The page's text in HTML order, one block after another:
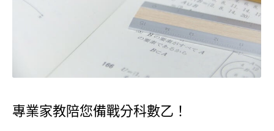
專業家教陪您備戰分科數乙！